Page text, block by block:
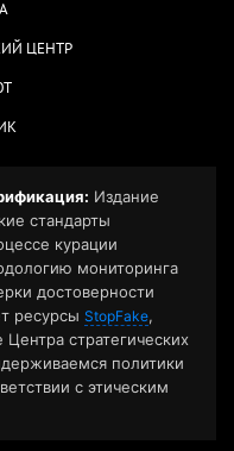
ЦЕНТР
Издание
стандарты
курации
мониторинга
достоверности
ресурсы StopFake,
стратегических
политики
с этическим